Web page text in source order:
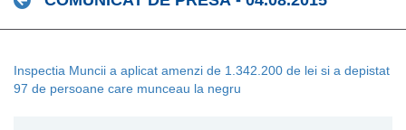
Inspectia Muncii a aplicat amenzi de 1.342.200 de lei si a depistat
97 de persoane care munceau la negru